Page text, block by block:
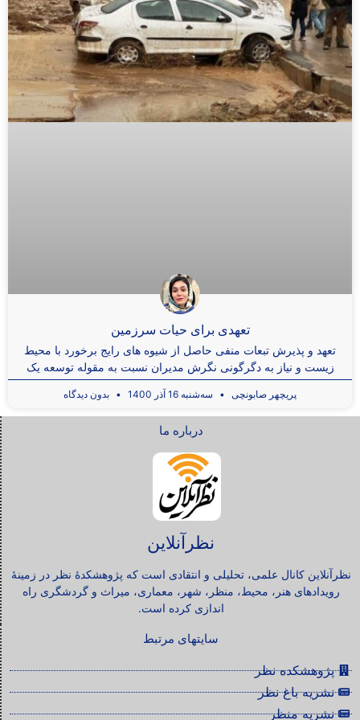
تعهدی برای حیات سرزمین
تعهد و پذیرش تبعات منفی حاصل از شیوه های رایج برخورد با محیط
زیست و نیاز به دگرگونی نگرش مدیران نسبت به مقوله توسعه یک
پریچهر صابونچی سه‌شنبه 16 آذر 1400 بدون دیدگاه
درباره ما
نظرآنلاین
نظرآنلاین کانال علمی، تحلیلی و انتقادی است که پژوهشکدۀ نظر در زمینۀ
رویدادهای هنر، محیط، منظر، شهر، معماری، میراث و گردشگری راه
اندازی کرده است.
سایتهای مرتبط
پژوهشکده نظر
نشریه باغ نظر
نشریه منظر